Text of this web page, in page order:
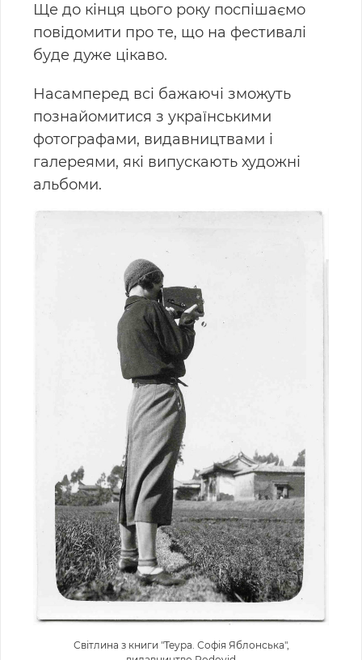
Ще до кінця цього року поспішаємо
повідомити про те, що на фестивалі
буде дуже цікаво.
Насамперед всі бажаючі зможуть
познайомитися з українськими
фотографами, видавництвами і
галереями, які випускають художні
альбоми.
Світлина з книги "Теура. Софія Яблонська",